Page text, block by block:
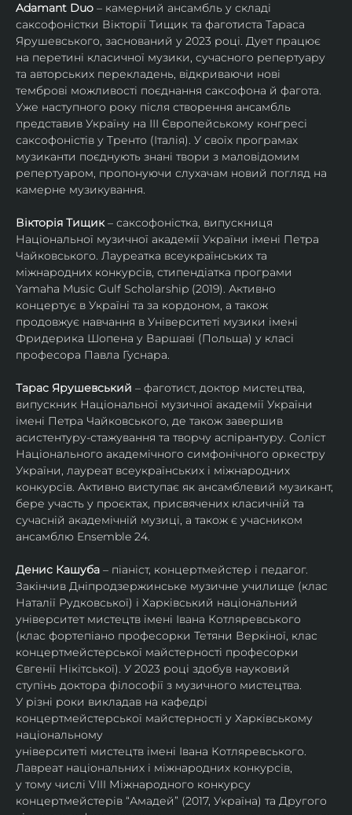
Adamant Duo – камерний ансамбль у складі
саксофоністки Вікторії Тищик та фаготиста Тараса
Ярушевського, заснований у 2023 році. Дует працює
на перетині класичної музики, сучасного репертуару
та авторських перекладень, відкриваючи нові
темброві можливості поєднання саксофона й фагота.
Уже наступного року після створення ансамбль
представив Україну на ІІІ Європейському конгресі
саксофоністів у Тренто (Італія). У своїх програмах
музиканти поєднують знані твори з маловідомим
репертуаром, пропонуючи слухачам новий погляд на
камерне музикування.
Вікторія Тищик – саксофоністка, випускниця
Національної музичної академії України імені Петра
Чайковського. Лауреатка всеукраїнських та
міжнародних конкурсів, стипендіатка програми
Yamaha Music Gulf Scholarship (2019). Активно
концертує в Україні та за кордоном, а також
продовжує навчання в Університеті музики імені
Фридерика Шопена у Варшаві (Польща) у класі
професора Павла Гуснара.
Тарас Ярушевський – фаготист, доктор мистецтва,
випускник Національної музичної академії України
імені Петра Чайковського, де також завершив
асистентуру-стажування та творчу аспірантуру. Соліст
Національного академічного симфонічного оркестру
України, лауреат всеукраїнських і міжнародних
конкурсів. Активно виступає як ансамблевий музикант,
бере участь у проєктах, присвячених класичній та
сучасній академічній музиці, а також є учасником
ансамблю Ensemble 24.
Денис Кашуба – піаніст, концертмейстер і педагог.
Закінчив Дніпродзержинське музичне училище (клас
Наталії Рудковської) і Харківський національний
університет мистецтв імені Івана Котляревського
(клас фортепіано професорки Тетяни Веркіної, клас
концертмейстерської майстерності професорки
Євгенії Нікітської). У 2023 році здобув науковий
ступінь доктора філософії з музичного мистецтва.
У різні роки викладав на кафедрі
концертмейстерської майстерності у Харківському
національному
університеті мистецтв імені Івана Котляревського.
Лавреат національних і міжнародних конкурсів,
у тому числі VIII Міжнародного конкурсу
концертмейстерів “Амадей” (2017, Україна) та Другого